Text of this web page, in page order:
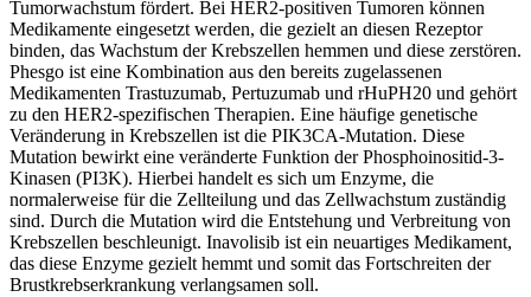
Tumorwachstum fördert. Bei HER2-positiven Tumoren können
Medikamente eingesetzt werden, die gezielt an diesen Rezeptor
binden, das Wachstum der Krebszellen hemmen und diese zerstören.
Phesgo ist eine Kombination aus den bereits zugelassenen
Medikamenten Trastuzumab, Pertuzumab und rHuPH20 und gehört
zu den HER2-spezifischen Therapien. Eine häufige genetische
Veränderung in Krebszellen ist die PIK3CA-Mutation. Diese
Mutation bewirkt eine veränderte Funktion der Phosphoinositid-3-
Kinasen (PI3K). Hierbei handelt es sich um Enzyme, die
normalerweise für die Zellteilung und das Zellwachstum zuständig
sind. Durch die Mutation wird die Entstehung und Verbreitung von
Krebszellen beschleunigt. Inavolisib ist ein neuartiges Medikament,
das diese Enzyme gezielt hemmt und somit das Fortschreiten der
Brustkrebserkrankung verlangsamen soll.